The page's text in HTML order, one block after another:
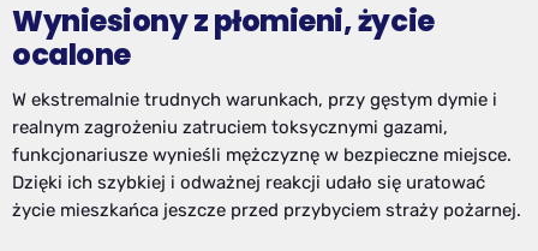
Wyniesiony z płomieni, życie
ocalone
W ekstremalnie trudnych warunkach, przy gęstym dymie i
realnym zagrożeniu zatruciem toksycznymi gazami,
funkcjonariusze wynieśli mężczyznę w bezpieczne miejsce.
Dzięki ich szybkiej i odważnej reakcji udało się uratować
życie mieszkańca jeszcze przed przybyciem straży pożarnej.